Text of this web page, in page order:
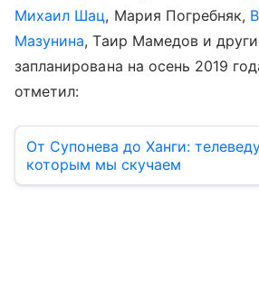
Михаил Шац, Мария Погребняк,
Мазунина, Таир Мамедов и
запланирована на осень 2019
отметил:
От Супонева до Ханги:
которым мы скучаем